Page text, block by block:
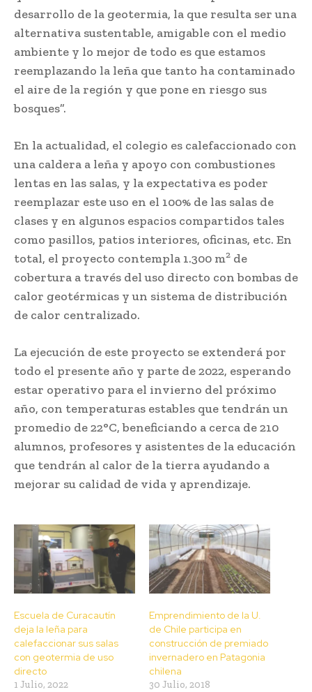
desarrollo de la geotermia, la que resulta ser una
alternativa sustentable, amigable con el medio
ambiente y lo mejor de todo es que estamos
reemplazando la leña que tanto ha contaminado
el aire de la región y que pone en riesgo sus
bosques”.
En la actualidad, el colegio es calefaccionado con
una caldera a leña y apoyo con combustiones
lentas en las salas, y la expectativa es poder
reemplazar este uso en el 100% de las salas de
clases y en algunos espacios compartidos tales
como pasillos, patios interiores, oficinas, etc. En
total, el proyecto contempla 1.300 m2 de
cobertura a través del uso directo con bombas de
calor geotérmicas y un sistema de distribución
de calor centralizado.
La ejecución de este proyecto se extenderá por
todo el presente año y parte de 2022, esperando
estar operativo para el invierno del próximo
año, con temperaturas estables que tendrán un
promedio de 22°C, beneficiando a cerca de 210
alumnos, profesores y asistentes de la educación
que tendrán al calor de la tierra ayudando a
mejorar su calidad de vida y aprendizaje.
Escuela de Curacautín
deja la leña para
calefaccionar sus salas
con geotermia de uso
directo
1 Julio, 2022
Emprendimiento de la U.
de Chile participa en
construcción de premiado
invernadero en Patagonia
chilena
30 Julio, 2018